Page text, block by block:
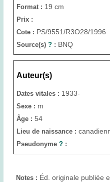
Format : 19 cm
Prix :
Cote : PS/9551/R3O28/1996
Source(s) ? : BNQ
Auteur(s)
Dates vitales : 1933-
Sexe : m
Âge : 54
Lieu de naissance :
Pseudonyme ? :
Notes : Éd. originale publiée